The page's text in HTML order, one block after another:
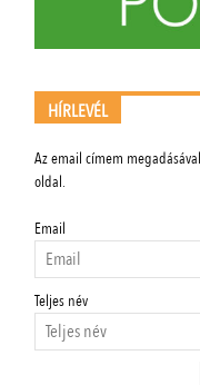
HÍRLEVÉL
Az email címem
oldal.
Email
Teljes név